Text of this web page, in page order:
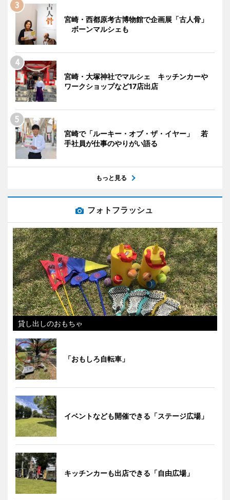
宮崎・西都原考古博物館で企画展「古人骨」
ボーンマルシェも
宮崎・大塚神社でマルシェ キッチンカーや
ワークショップなど17店出店
宮崎で「ルーキー・オブ・ザ・イヤー」 若
手社員が仕事のやりがい語る
もっと見る
フォトフラッシュ
貸し出しのおもちゃ
「おもしろ自転車」
イベントなども開催できる「ステージ広場」
キッチンカーも出店できる「自由広場」